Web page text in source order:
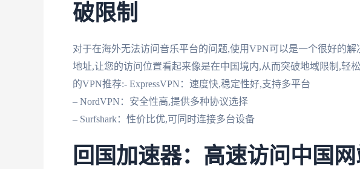
破限制
对于在海外无法访问音乐平台的问题,使用VPN可以是一个很好的
地址,让您的访问位置看起来像是在中国境内,从而突破地域限制,轻
的VPN推荐:- ExpressVPN：速度快,稳定性好,支持多平台
– NordVPN：安全性高,提供多种协议选择
– Surfshark：性价比优,可同时连接多台设备
回国加速器：高速访问中国网